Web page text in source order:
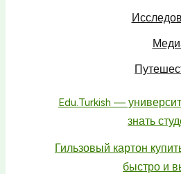
Edu.Turkish —
знать
Гильзовый картон
быстро и